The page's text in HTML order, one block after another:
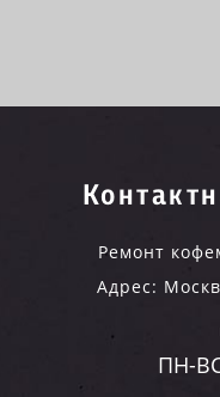
Ремонт
Адрес:
ПН-